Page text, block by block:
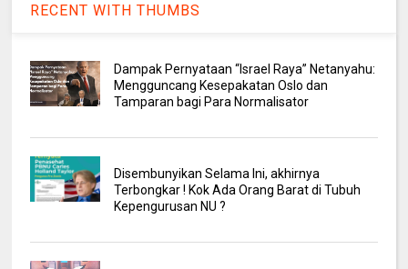
RECENT WITH THUMBS
Dampak Pernyataan “Israel Raya” Netanyahu:
Mengguncang Kesepakatan Oslo dan
Tamparan bagi Para Normalisator
Disembunyikan Selama Ini, akhirnya
Terbongkar ! Kok Ada Orang Barat di Tubuh
Kepengurusan NU ?